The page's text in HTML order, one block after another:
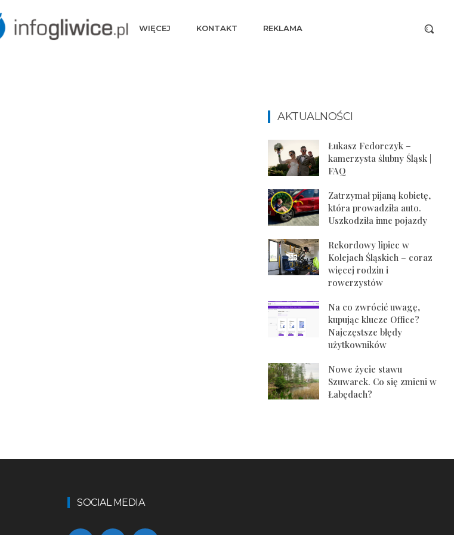
WIĘCEJ KONTAKT REKLAMA
AKTUALNOŚCI
Łukasz Fedorczyk –
kamerzysta ślubny Śląsk |
FAQ
Zatrzymał pijaną kobietę,
która prowadziła auto.
Uszkodziła inne pojazdy
Rekordowy lipiec w
Kolejach Śląskich – coraz
więcej rodzin i
rowerzystów
Na co zwrócić uwagę,
kupując klucze Office?
Najczęstsze błędy
użytkowników
Nowe życie stawu
Szuwarek. Co się zmieni w
Łabędach?
SOCIAL MEDIA